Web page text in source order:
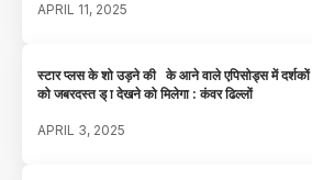
APRIL 11, 2025
स्टार प्लस के शो उड़ने की के आने वाले एपिसोड्स में दर्शकों
को जबरदस्त ड् ा देखने को मिलेगा : कंवर ढिल्लों
APRIL 3, 2025